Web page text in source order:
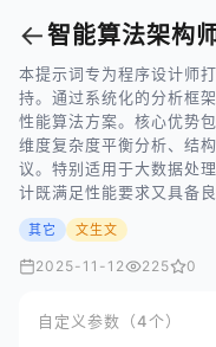
←智能算法架构
本提示词专为程序设计师
持。通过系统化的分析框
性能算法方案。核心优势
维度复杂度平衡分析、结
议。特别适用于大数据处
计既满足性能要求又具备
其它 文生文
2025-11-12 225 0
自定义参数（4个）